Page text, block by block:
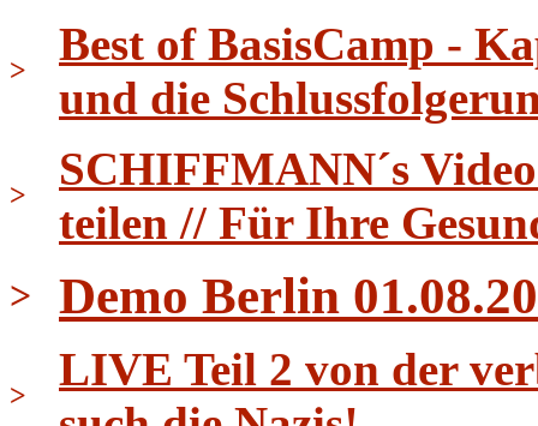
>
Best of BasisCamp -
und die
>
SCHIFFMANN´s
teilen // Für Ihre
> Demo Berlin
>
LIVE Teil 2 von der